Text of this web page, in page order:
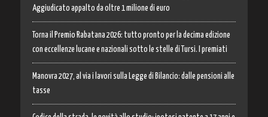
Aggiudicato appalto da oltre 1 milione di euro
Torna il Premio Rabatana 2026: tutto pronto per la decima edizione
con eccellenze lucane e nazionali sotto le stelle di Tursi. I premiati
Manovra 2027, al via i lavori sulla Legge di Bilancio: dalle pensioni alle
tasse